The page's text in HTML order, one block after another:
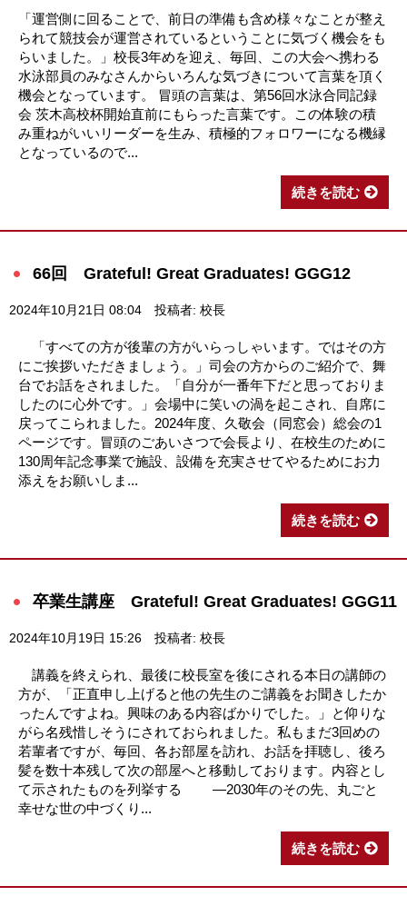
「運営側に回ることで、前日の準備も含め様々なことが整え
られて競技会が運営されているということに気づく機会をも
らいました。」校長3年めを迎え、毎回、この大会へ携わる
水泳部員のみなさんからいろんな気づきについて言葉を頂く
機会となっています。 冒頭の言葉は、第56回水泳合同記録
会 茨木高校杯開始直前にもらった言葉です。この体験の積
み重ねがいいリーダーを生み、積極的フォロワーになる機縁
となっているので...
続きを読む
66回 Grateful! Great Graduates! GGG12
2024年10月21日 08:04 投稿者: 校長
「すべての方が後輩の方がいらっしゃいます。ではその方
にご挨拶いただきましょう。」司会の方からのご紹介で、舞
台でお話をされました。「自分が一番年下だと思っておりま
したのに心外です。」会場中に笑いの渦を起こされ、自席に
戻ってこられました。2024年度、久敬会（同窓会）総会の1
ページです。冒頭のごあいさつで会長より、在校生のために
130周年記念事業で施設、設備を充実させてやるためにお力
添えをお願いしま...
続きを読む
卒業生講座 Grateful! Great Graduates! GGG11
2024年10月19日 15:26 投稿者: 校長
講義を終えられ、最後に校長室を後にされる本日の講師の
方が、「正直申し上げると他の先生のご講義をお聞きしたか
ったんですよね。興味のある内容ばかりでした。」と仰りな
がら名残惜しそうにされておられました。私もまだ3回めの
若輩者ですが、毎回、各お部屋を訪れ、お話を拝聴し、後ろ
髪を数十本残して次の部屋へと移動しております。内容とし
て示されたものを列挙する ―2030年のその先、丸ごと
幸せな世の中づくり...
続きを読む